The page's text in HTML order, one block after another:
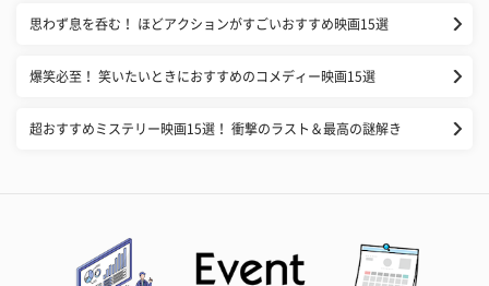
思わず息を呑む！ ほどアクションがすごいおすすめ映画15選
爆笑必至！ 笑いたいときにおすすめのコメディー映画15選
超おすすめミステリー映画15選！ 衝撃のラスト＆最高の謎解き